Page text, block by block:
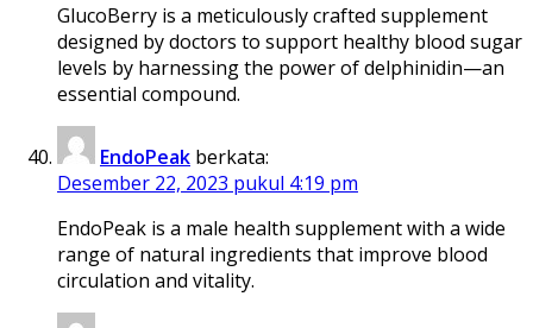
GlucoBerry is a meticulously crafted supplement
designed by doctors to support healthy blood sugar
levels by harnessing the power of delphinidin—an
essential compound.
EndoPeak berkata:
Desember 22, 2023 pukul 4:19 pm
EndoPeak is a male health supplement with a wide
range of natural ingredients that improve blood
circulation and vitality.